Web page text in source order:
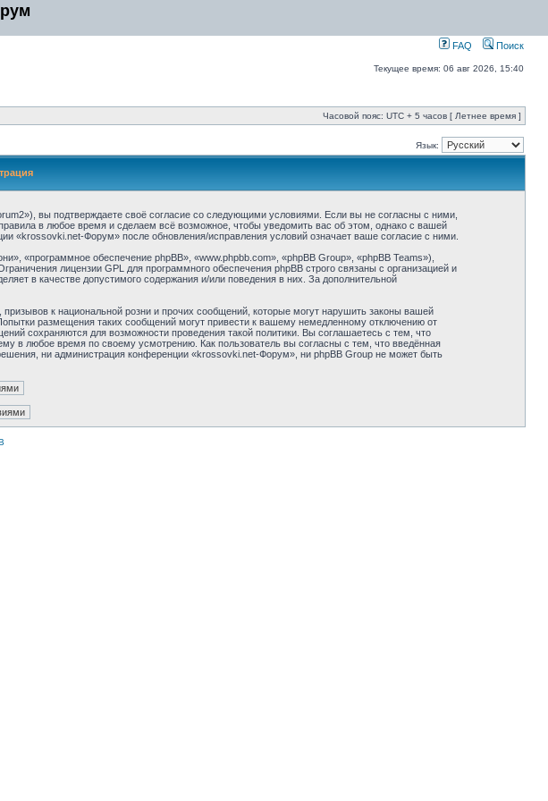
FAQ Поиск
Текущее время: 06 авг 2026, 15:40
Часовой пояс: UTC + 5 часов [ Летнее время ]
Язык:
вы подтверждаете своё согласие со следующими условиями. Если вы не согласны с ними,
в любое время и сделаем всё возможное, чтобы уведомить вас об этом, однако с вашей
«krossovki.net-Форум» после обновления/исправления условий означает ваше согласие с ними.
«программное обеспечение phpBB», «www.phpbb.com», «phpBB Group», «phpBB Teams»),
лицензии GPL для программного обеспечения phpBB строго связаны с организацией и
в качестве допустимого содержания и/или поведения в них. За дополнительной
к национальной розни и прочих сообщений, которые могут нарушить законы вашей
размещения таких сообщений могут привести к вашему немедленному отключению от
сохраняются для возможности проведения такой политики. Вы соглашаетесь с тем, что
в любое время по своему усмотрению. Как пользователь вы согласны с тем, что введённая
ни администрация конференции «krossovki.net-Форум», ни phpBB Group не может быть